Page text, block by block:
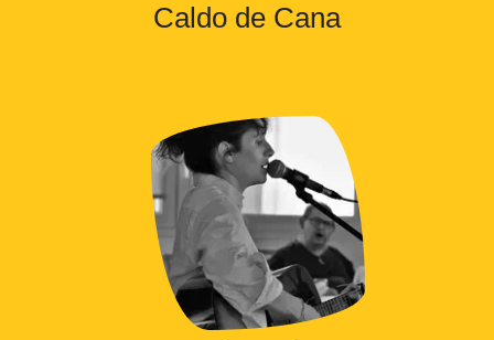
Caldo de Cana